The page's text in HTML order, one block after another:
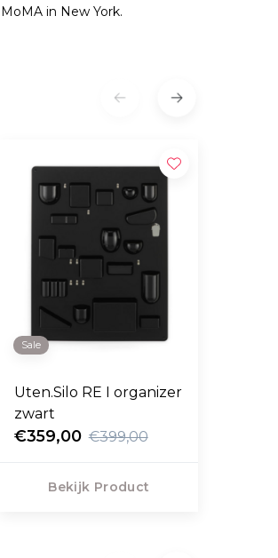
in New York.
Sale
Uten.Silo RE I organizer
zwart
€359,00 €399,00
Bekijk Product